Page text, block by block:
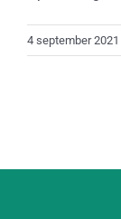
4 september 2021